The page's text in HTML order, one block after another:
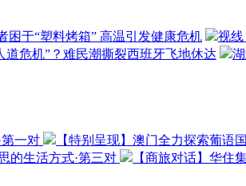
困于“塑料烤箱” 高温引发健康危机 视线
道危机”？难民潮撕裂西班牙飞地休达
第一对 【特别呈现】澳门全力探索葡语
的生活方式·第三对 【商旅对话】华住